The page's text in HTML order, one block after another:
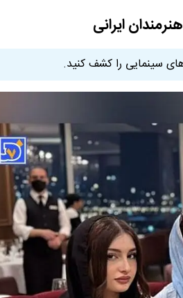
ایرانی
سینمایی را کشف کنید.